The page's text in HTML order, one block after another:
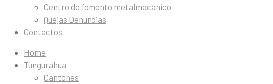
Centro de fomento metalmecánico
Quejas Denuncias
Contactos
Home
Tungurahua
Cantones